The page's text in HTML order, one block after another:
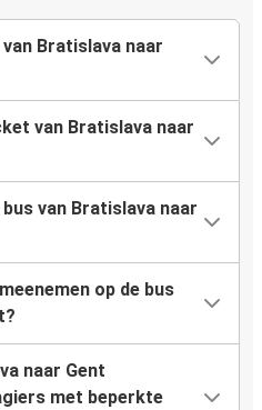
Bratislava naar
van Bratislava naar
van Bratislava naar
op de bus
naar Gent
met beperkte